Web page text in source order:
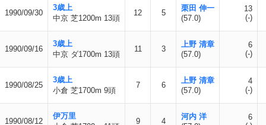
1990/09/30
3歳上
中京 芝1200m 13頭
12 5
栗田 伸一
(57.0)
13
(-)
1990/09/16
3歳上
中京 ダ1700m 13頭
11 3
上野 清章
(57.0)
6
(-)
1990/08/25
3歳上
小倉 芝1700m 9頭
7 6
上野 清章
(57.0)
4
(-)
1990/08/12
伊万里
9 4
河内 洋
6